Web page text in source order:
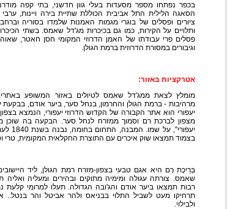
בכפר נפתחו מספר מסעדות בעלי גוון חדשני, בתי קפה
הסאגה הלילית התל אביבית הכוללת שתיית בירה ויינות,
ציורים ופסלים של בוגרי מגמות האמנות שלמדו בסוריה
ותלויים על הקירות, כמו גם בכיכרות מג'דל שאמס. בשתי
פסלים פרי עבודתו של האמן הדרוזי המקומי חסן חאטר,
וגיבורים במסורת הדרוזית ברמת הגולן.
אטרקציות באזור:
מומלץ לצאת ממג'דל שאמס לטיולים באזור המשופע באתרים
מרהיבות - ברמת הגולן והחרמון, בנחל סער, ביער אודם, בבקעת
יעפורי הוא אתר הקבורה של הקדוש הדרוזי יעפורי, הנמצא
מצפון לברכת רם וסמוך ממזרח לנחל סער. הבקעה בה שוכן
בצמוד תמצאו שוק איכרים עם התוצרת החקלאית המקומית, טרי
בְּרֵיכָת רָם היא אגם טבעי בצפון-מזרח רמת הגולן, ליד
שאמס. צורתה עגולה ומימיה מתוקים ובהירים ומעליה ואליה
רבות תמצאו ביער אודם והג'ובה הגדולה. תעלו למרומי קלעת
תרחיקו מעט לשביל התלוי בבניאס ולהר אביטל והר בנטל..
ולבילוי.